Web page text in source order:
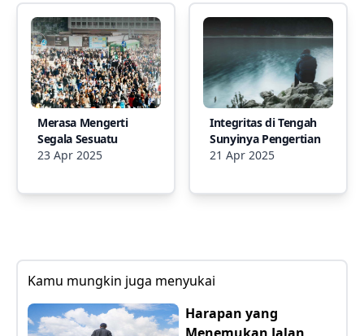
Merasa Mengerti
Segala Sesuatu
23 Apr 2025
Integritas di Tengah
Sunyinya Pengertian
21 Apr 2025
Kamu mungkin juga menyukai
Harapan yang